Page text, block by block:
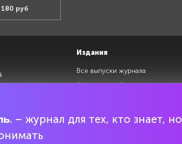
180 руб
Издания
Все выпуски журнала
Архив изданий
– журнал для тех, кто знает, но